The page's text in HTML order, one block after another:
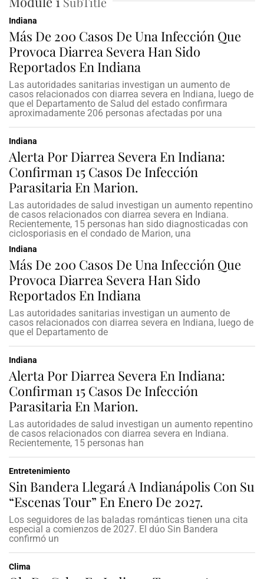
Indiana
Más De 200 Casos De Una Infección Que
Provoca Diarrea Severa Han Sido
Reportados En Indiana
Las autoridades sanitarias investigan un aumento de
casos relacionados con diarrea severa en Indiana, luego de
que el Departamento de Salud del estado confirmara
aproximadamente 206 personas afectadas por una
Indiana
Alerta Por Diarrea Severa En Indiana:
Confirman 15 Casos De Infección
Parasitaria En Marion.
Las autoridades de salud investigan un aumento repentino
de casos relacionados con diarrea severa en Indiana.
Recientemente, 15 personas han sido diagnosticadas con
ciclosporiasis en el condado de Marion, una
Indiana
Más De 200 Casos De Una Infección Que
Provoca Diarrea Severa Han Sido
Reportados En Indiana
Las autoridades sanitarias investigan un aumento de
casos relacionados con diarrea severa en Indiana, luego de
que el Departamento de
Indiana
Alerta Por Diarrea Severa En Indiana:
Confirman 15 Casos De Infección
Parasitaria En Marion.
Las autoridades de salud investigan un aumento repentino
de casos relacionados con diarrea severa en Indiana.
Recientemente, 15 personas han
Entretenimiento
Sin Bandera Llegará A Indianápolis Con Su
“Escenas Tour” En Enero De 2027.
Los seguidores de las baladas románticas tienen una cita
especial a comienzos de 2027. El dúo Sin Bandera
confirmó un
Clima